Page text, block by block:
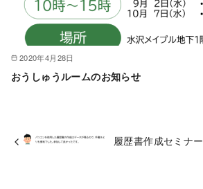
2020年4月28日
おうしゅうルームのお知らせ
履歴書作成セミナー